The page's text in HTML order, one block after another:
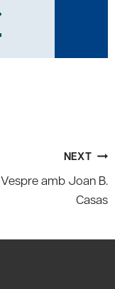
NEXT
Vespre amb Joan B.
Casas